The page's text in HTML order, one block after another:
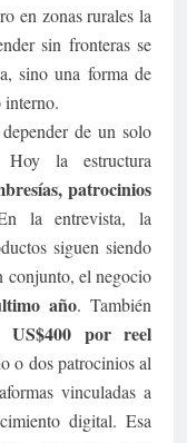
en zonas rurales la
sin fronteras se
sino una forma de
interno.
de un solo
la estructura
patrocinios
la entrevista, la
siguen siendo
conjunto, el negocio
año. También
US$400 por reel
o dos patrocinios al
vinculadas a
digital. Esa